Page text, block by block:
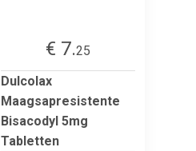
€ 7.25
Dulcolax
Maagsapresistente
Bisacodyl 5mg
Tabletten